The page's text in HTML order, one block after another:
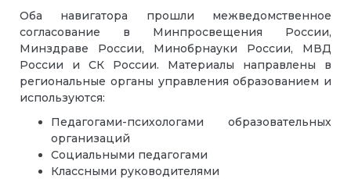
Оба навигатора прошли межведомственное
согласование в Минпросвещения России,
Минздраве России, Минобрнауки России, МВД
России и СК России. Материалы направлены в
региональные органы управления образованием и
используются:
Педагогами-психологами образовательных
организаций
Социальными педагогами
Классными руководителями